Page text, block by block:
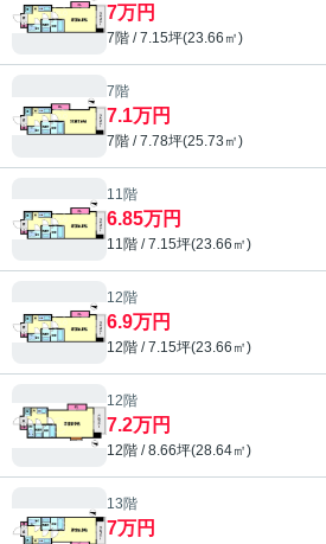
7万円
7階 / 7.15坪(23.66㎡)
7階
7.1万円
7階 / 7.78坪(25.73㎡)
11階
6.85万円
11階 / 7.15坪(23.66㎡)
12階
6.9万円
12階 / 7.15坪(23.66㎡)
12階
7.2万円
12階 / 8.66坪(28.64㎡)
13階
7万円